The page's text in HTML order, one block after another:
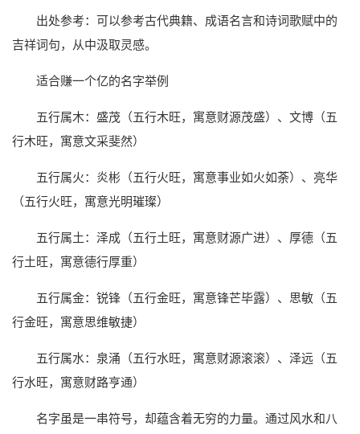
出处参考：可以参考古代典籍、成语名言和诗词歌赋中的
吉祥词句，从中汲取灵感。
适合赚一个亿的名字举例
五行属木：盛茂（五行木旺，寓意财源茂盛）、文博（五
行木旺，寓意文采斐然）
五行属火：炎彬（五行火旺，寓意事业如火如荼）、亮华
（五行火旺，寓意光明璀璨）
五行属土：泽成（五行土旺，寓意财源广进）、厚德（五
行土旺，寓意德行厚重）
五行属金：锐锋（五行金旺，寓意锋芒毕露）、思敏（五
行金旺，寓意思维敏捷）
五行属水：泉涌（五行水旺，寓意财源滚滚）、泽远（五
行水旺，寓意财路亨通）
名字虽是一串符号，却蕴含着无穷的力量。通过风水和八